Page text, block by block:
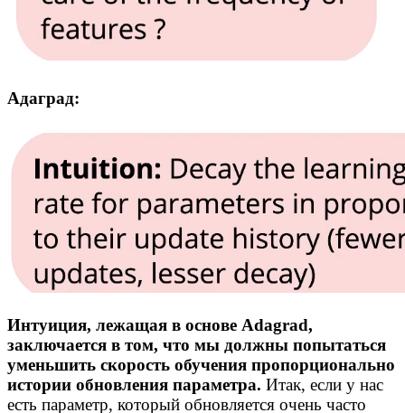
Адаград:
Интуиция, лежащая в основе Adagrad,
заключается в том, что мы должны попытаться
уменьшить скорость обучения пропорционально
истории обновления параметра. Итак, если у нас
есть параметр, который обновляется очень часто